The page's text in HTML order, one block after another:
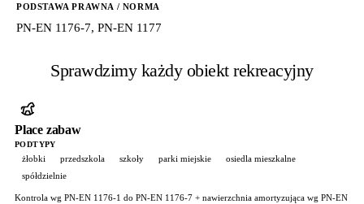
PODSTAWA PRAWNA / NORMA
PN-EN 1176-7, PN-EN 1177
Sprawdzimy każdy obiekt rekreacyjny
Place zabaw
PODTYPY
żłobki przedszkola szkoły parki miejskie
osiedla mieszkalne
spółdzielnie
Kontrola wg PN-EN 1176-1 do PN-EN 1176-7 + nawierzchnia amortyzująca wg PN-EN